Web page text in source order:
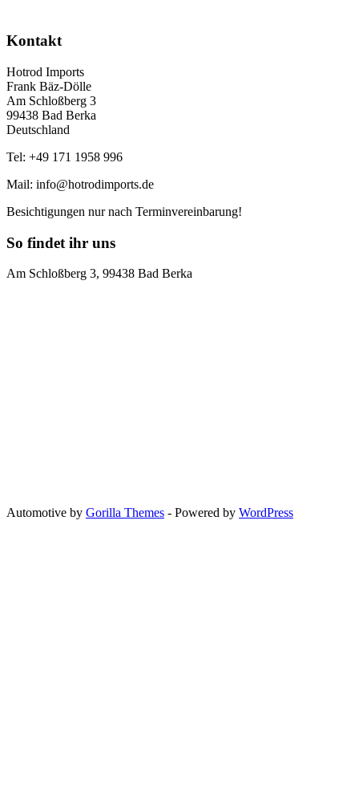
Kontakt
Hotrod Imports
Frank Bäz-Dölle
Am Schloßberg 3
99438 Bad Berka
Deutschland
Tel: +49 171 1958 996
Mail: info@hotrodimports.de
Besichtigungen nur nach Terminvereinbarung!
So findet ihr uns
Am Schloßberg 3, 99438 Bad Berka
Automotive by Gorilla Themes - Powered by WordPress